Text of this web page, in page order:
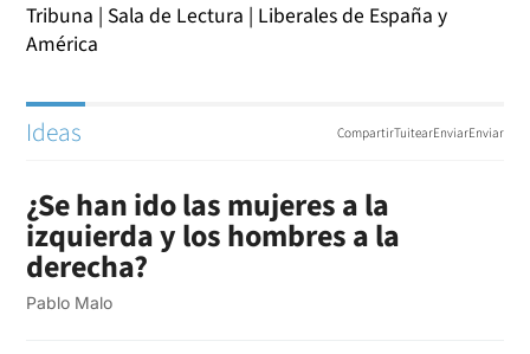
Tribuna Sala de Lectura Liberales de España y
América
Ideas CompartirTuitearEnviarEnviar
¿Se han ido las mujeres a la
izquierda y los hombres a la
derecha?
Pablo Malo